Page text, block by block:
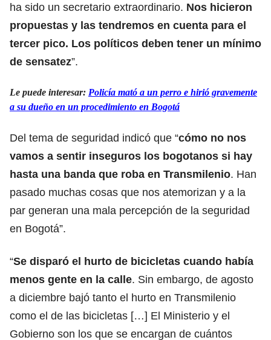
ha sido un secretario extraordinario. Nos hicieron
propuestas y las tendremos en cuenta para el
tercer pico. Los políticos deben tener un mínimo
de sensatez”.
Le puede interesar: Policía mató a un perro e hirió gravemente
a su dueño en un procedimiento en Bogotá
Del tema de seguridad indicó que “cómo no nos
vamos a sentir inseguros los bogotanos si hay
hasta una banda que roba en Transmilenio. Han
pasado muchas cosas que nos atemorizan y a la
par generan una mala percepción de la seguridad
en Bogotá”.
“Se disparó el hurto de bicicletas cuando había
menos gente en la calle. Sin embargo, de agosto
a diciembre bajó tanto el hurto en Transmilenio
como el de las bicicletas […] El Ministerio y el
Gobierno son los que se encargan de cuántos